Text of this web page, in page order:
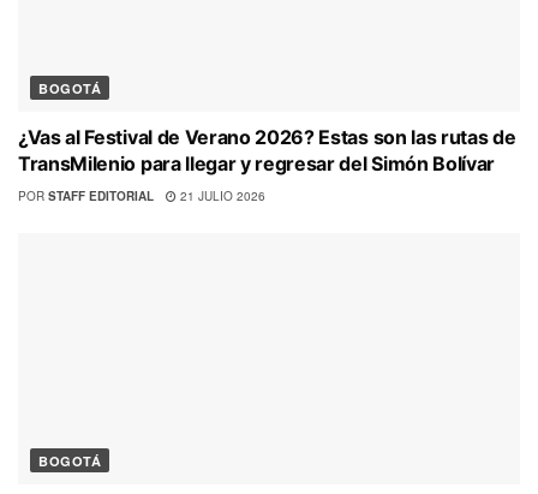
BOGOTÁ
¿Vas al Festival de Verano 2026? Estas son las rutas de
TransMilenio para llegar y regresar del Simón Bolívar
POR STAFF EDITORIAL 21 JULIO 2026
BOGOTÁ